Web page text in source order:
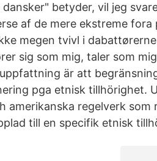
betyder, vil jeg
af de mere ekstreme
megen tvivl i
sig som mig, taler som
är att
pga etnisk tillhörighet.
amerikanska regelverk
till en specifik etnisk